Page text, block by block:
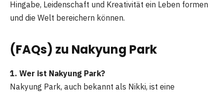
Hingabe, Leidenschaft und Kreativität ein Leben formen
und die Welt bereichern können.
(FAQs) zu Nakyung Park
1. Wer ist Nakyung Park?
Nakyung Park, auch bekannt als Nikki, ist eine